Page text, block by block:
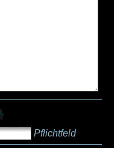
Pflichtfeld